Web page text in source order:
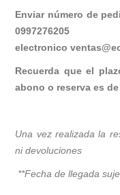
Enviar número de
electronico
Recuerda que el
abono o reserva es
Una vez realizada la
ni devoluciones
**Fecha de llegada